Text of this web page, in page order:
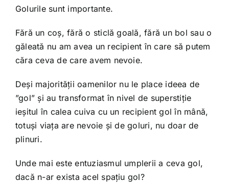
Golurile sunt importante.
Fără un coș, fără o sticlă goală, fără un bol sau o
găleată nu am avea un recipient în care să putem
căra ceva de care avem nevoie.
Deși majorității oamenilor nu le place ideea de
”gol” și au transformat în nivel de superstiție
ieșitul în calea cuiva cu un recipient gol în mână,
totuși viața are nevoie și de goluri, nu doar de
plinuri.
Unde mai este entuziasmul umplerii a ceva gol,
dacă n-ar exista acel spațiu gol?